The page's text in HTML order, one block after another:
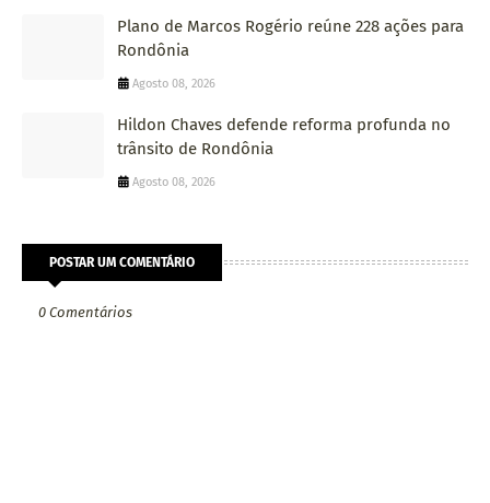
Plano de Marcos Rogério reúne 228 ações para
Rondônia
Agosto 08, 2026
Hildon Chaves defende reforma profunda no
trânsito de Rondônia
Agosto 08, 2026
POSTAR UM COMENTÁRIO
0 Comentários